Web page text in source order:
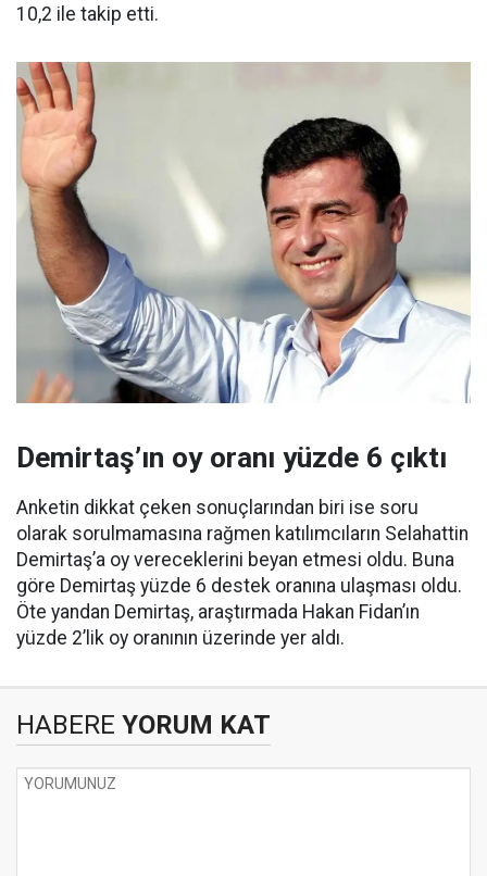
10,2 ile takip etti.
Demirtaş’ın oy oranı yüzde 6 çıktı
Anketin dikkat çeken sonuçlarından biri ise soru
olarak sorulmamasına rağmen katılımcıların Selahattin
Demirtaş’a oy vereceklerini beyan etmesi oldu. Buna
göre Demirtaş yüzde 6 destek oranına ulaşması oldu.
Öte yandan Demirtaş, araştırmada Hakan Fidan’ın
yüzde 2’lik oy oranının üzerinde yer aldı.
HABERE YORUM KAT